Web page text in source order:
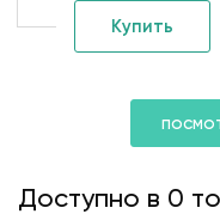
Купить
Доступно в 0